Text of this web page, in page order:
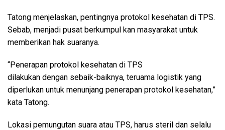
Tatong menjelaskan, pentingnya protokol kesehatan di TPS.
Sebab, menjadi pusat berkumpul kan masyarakat untuk
memberikan hak suaranya.
“Penerapan protokol kesehatan di TPS
dilakukan dengan sebaik-baiknya, teruama logistik yang
diperlukan untuk menunjang penerapan protokol kesehatan,”
kata Tatong.
Lokasi pemungutan suara atau TPS, harus steril dan selalu